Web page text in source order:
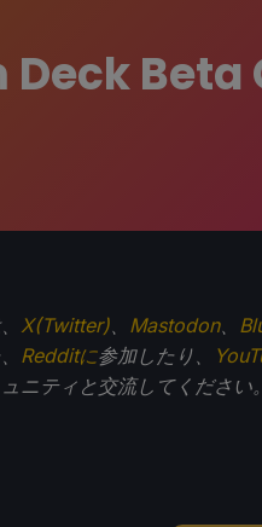
Deck
X(Twitter) Mastodon、
Redditに参加したり、
ニティと交流してくださ